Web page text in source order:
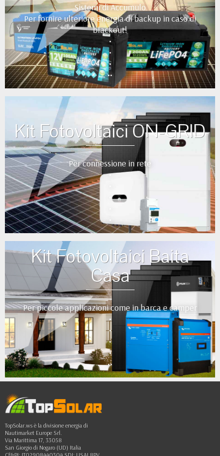
Sistemi di Accumulo
Per fornire ulteriore energia di backup in caso di
blackout!
•
•
•
••
Kit Fotovoltaici ON-GRID
Per connessione in rete
•
•
Kit Fotovoltaici Baita
Casa
Per piccole applicazioni come in barca e camper
•
•
•
•
••
TopSolar.ws è la divisione energia di
Nautimarket Europe Srl.
Via Marittima 17, 33058
San Giorgio di Nogaro (UD) Italia